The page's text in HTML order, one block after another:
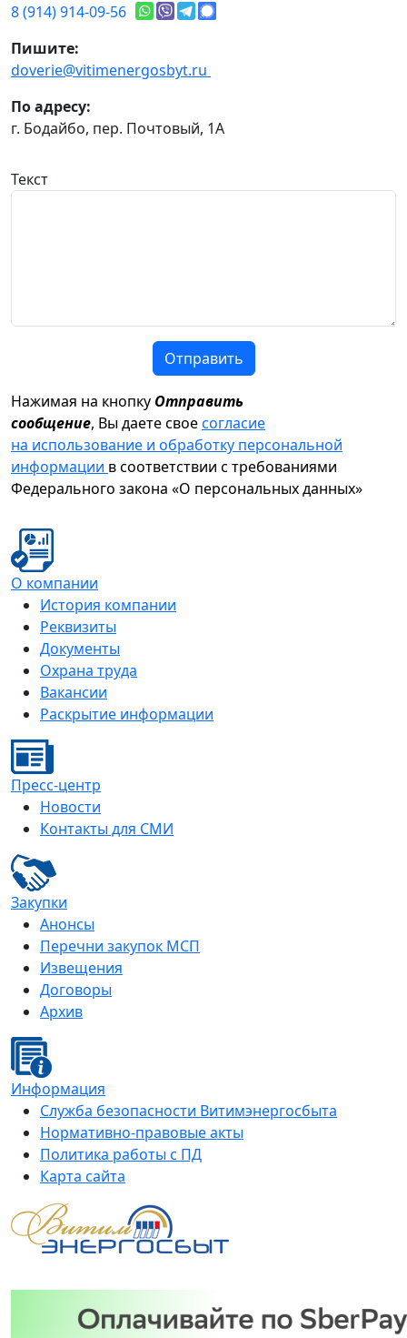
8 (914) 914-09-56
Пишите:
doverie@vitimenergosbyt.ru
По адресу:
г. Бодайбо, пер. Почтовый, 1А
Текст
Отправить
Нажимая на кнопку Отправить
сообщение, Вы даете своесогласие
на использование и обработку персональной
информации в соответствии с требованиями
Федерального закона «О персональных данных»
О компании
История компании
Реквизиты
Документы
Охрана труда
Вакансии
Раскрытие информации
Пресс-центр
Новости
Контакты для СМИ
Закупки
Анонсы
Перечни закупок МСП
Извещения
Договоры
Архив
Информация
Служба безопасности Витимэнергосбыта
Нормативно-правовые акты
Политика работы с ПД
Карта сайта